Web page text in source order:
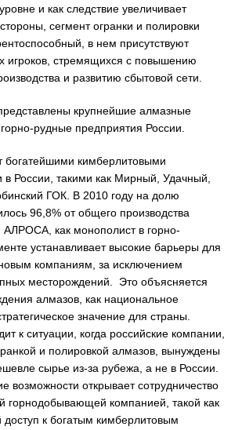
и как следствие увеличивает
сегмент огранки и полировки
в нем присутствуют
игроков, стремящихся с повышению
и развитию сбытовой сети.
крупнейшие алмазные
рудные предприятия России.
кимберлитовыми
России, такими как Мирный, Удачный,
ГОК. В 2010 году на долю
96,8% от общего производства
АЛРОСА, как монополист в горно-
устанавливает высокие барьеры для
компаниям, за исключением
месторождений. Это объясняется
алмазов, как национальное
значение для страны.
к ситуации, когда российские компании,
и полировкой алмазов, вынуждены
сырье из-за рубежа, а не в России.
возможности открывает сотрудничество
горнодобывающей компанией, такой как
к богатым кимберлитовым